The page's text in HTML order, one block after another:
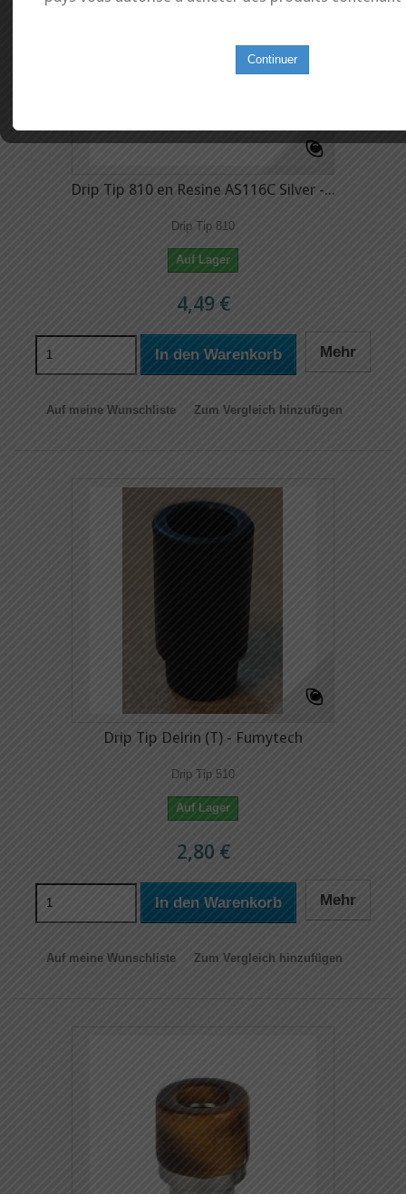
Drip Tip 810 en Resine AS116C Silver -...
Drip Tip 810
Auf Lager
4,49 €
In den Warenkorb Mehr
Auf meine Wunschliste Zum Vergleich hinzufügen
Drip Tip Delrin (T) - Fumytech
Drip Tip 510
Auf Lager
2,80 €
In den Warenkorb Mehr
Auf meine Wunschliste Zum Vergleich hinzufügen
Continuer